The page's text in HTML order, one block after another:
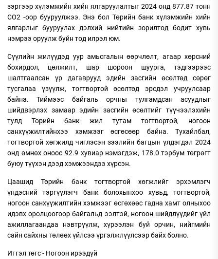
зэргээр хүлэмжийн хийн ялгаруулалтыг 2024 онд 877.87 тонн
СО2 -оор бууруулжээ. Энэ бол Төрийн банк хүлэмжийн хийн
ялгарлыг бууруулах дэлхий нийтийн зорилтод бодит хувь
нэмрээ оруулж буйн тод илрэл юм.
Сүүлийн жилүүдэд уур амьсгалын өөрчлөлт, агаар хөрсний
бохирдол, цөлжилт, шар шороон шуурга, тэдгээрээс
шалтгаалсан үр дагаврууд эдийн засгийн өсөлтөд сөрөг
тусгалаа үзүүлж, тогтвортой өсөлтөд эрсдэл учруулсаар
байна. Тиймээс байгаль орчны тулгамдсан асуудлыг
шийдвэрлэх замаар эдийн засгийн өсөлтийг түүчээлэхийн
тулд Төрийн банк жил тутам тогтвортой, ногоон
санхүүжилтийнхээ хэмжээг өсгөсөөр байна. Тухайлбал,
тогтвортой хөгжилд чиглэсэн зээлийн багцын үлдэгдэл 2024
онд өмнөх оноос 92.9 хувиар нэмэгдэж, 178.0 тэрбум төгрөгт
буюу түүхэн дээд хэмжээндээ хүрсэн.
Цаашид Төрийн банк тогтвортой хөгжлийг эрхэмлэгч
үндэсний тэргүүлэгч банк болохынхоо хувьд, тогтвортой,
ногоон санхүүжилтийн хэмжээг өсгөхөөс гадна хамт олныхоо
идэвх оролцоогоор байгальд ээлтэй, ногоон шийдлүүдийг үйл
ажиллагаандаа нэвтрүүлж, хүрээлэн буй орчин, нийгмийн
сайн сайхны төлөөх үйлсээ үргэлжлүүлсээр байх болно.
Итгэл төгс - Ногоон ирээдүй